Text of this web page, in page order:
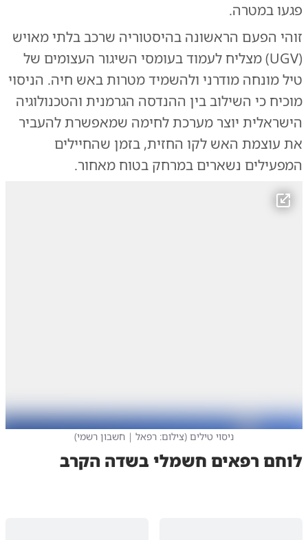
פגעו במטרה.
זוהי הפעם הראשונה בהיסטוריה שרכב בלתי מאויש
(UGV) מצליח לעמוד בעומסי השיגור העצומים של
טיל מונחה מודרני ולהשמיד מטרות באש חיה. הניסוי
מוכיח כי השילוב בין ההנדסה הגרמנית והטכנולוגיה
הישראלית יוצר מערכת לחימה שמאפשרת להעביר
את עוצמת האש לקו החזית, בזמן שהחיילים
המפעילים נשארים במרחק בטוח מאחור.
ניסוי טילים (צילום: רפאל | חשבון רשמי)
לוחם רפאים חשמלי בשדה הקרב